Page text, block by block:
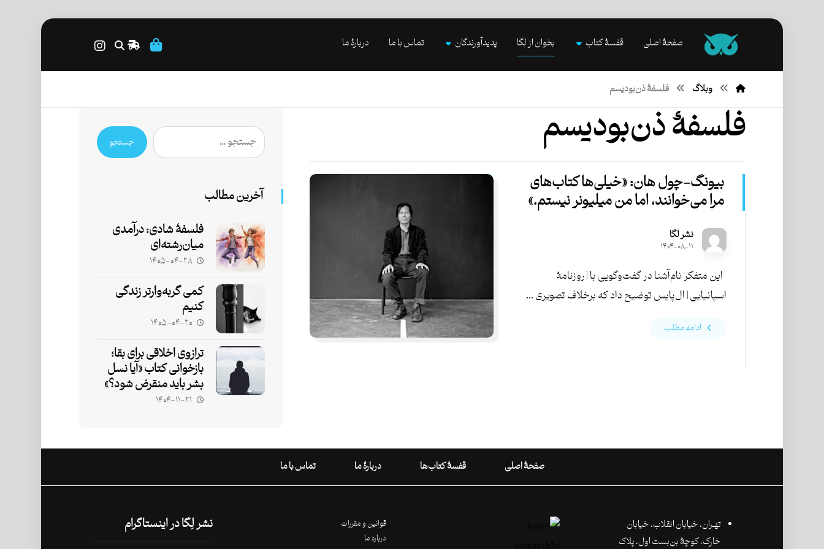
صفحۀ اصلی قفسۀ کتاب بخوان از لِگا پدیدآورندگان تماس با ما دربارۀ ما
وبلاگ فلسفۀ ذن‌بودیسم
فلسفۀ ذن‌بودیسم
بیونگ-‌چول هان: «خیلی‌ها کتاب‌های
مرا می‌خوانند، اما من میلیونر نیستم.»
نشر لگا
۱۴۰۴-۰۸-۱۱
این متفکر نام‌آشنا در گفت‌وگویی با [روزنامهٔ
اسپانیایی] ال‌پایس توضیح داد که برخلاف تصویری ...
ادامه مطلب
جستجو
آخرین مطالب
فلسفۀ شادی: درآمدی
میان‌رشته‌ای
۱۴۰۵-۰۴-۲۸
کمی گربه‌وارتر زندگی
کنیم
۱۴۰۵-۰۴-۲۰
ترازوی اخلاقی برای بقا؛
بازخوانی کتاب «آیا نسل
بشر باید منقرض شود؟»
۱۴۰۴-۱۱-۲۱
صفحۀ اصلی قفسۀ کتاب‌ها دربارۀ ما تماس با ما
تهـران،‌ خیابان انقلاب، خیابان
خارک، کوچۀ بن‌بست اول، پلاک
قوانین و مقررات
درباره ما
نشر لِگا در اینستاگرام